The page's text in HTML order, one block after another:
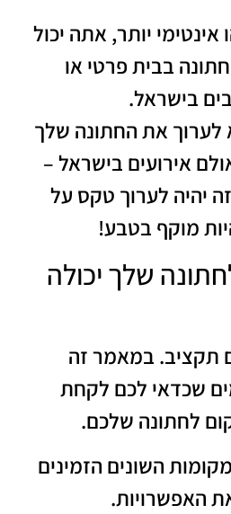
יותר, אתה יכול
בבית פרטי או
בישראל.
לערוך את החתונה שלך
אירועים בישראל –
יהיה לערוך טקס על
מוקף בטבע!
שלך יכולה
תקציב. במאמר זה
שכדאי לכם לקחת
לחתונה שלכם.
השונים הזמינים
האפשרויות.